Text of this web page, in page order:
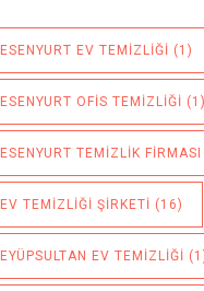
ESENYURT EV TEMIZLIĞI (1)
ESENYURT OFIS TEMIZLIĞI (1)
ESENYURT TEMIZLIK FIRMASI
EV TEMIZLIĞI ŞIRKETI (16)
EYÜPSULTAN EV TEMIZLIĞI